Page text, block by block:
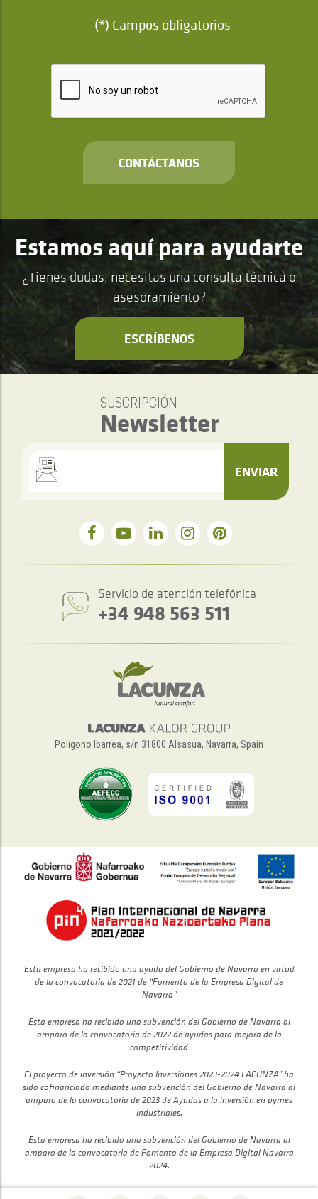
(*) Campos obligatorios
CONTÁCTANOS
Estamos aquí para ayudarte
¿Tienes dudas, necesitas una consulta técnica o
asesoramiento?
ESCRÍBENOS
SUSCRIPCIÓN
Newsletter
ENVIAR
Servicio de atención telefónica
+34 948 563 511
Polígono Ibarrea, s/n 31800 Alsasua, Navarra, Spain
Esta empresa ha recibido una ayuda del Gobierno de Navarra en virtud
de la convocatoria de 2021 de “Fomento de la Empresa Digital de
Navarra”
Esta empresa ha recibido una subvención del Gobierno de Navarra al
amparo de la convocatoria de 2022 de ayudas para mejora de la
competitividad
El proyecto de inversión “Proyecto Inversiones 2023-2024 LACUNZA” ha
sido cofinanciado mediante una subvención del Gobierno de Navarra al
amparo de la convocatoria de 2023 de Ayudas a la inversión en pymes
industriales.
Esta empresa ha recibido una subvención del Gobierno de Navarra al
amparo de la convocatoria de Fomento de la Empresa Digital Navarra
2024.